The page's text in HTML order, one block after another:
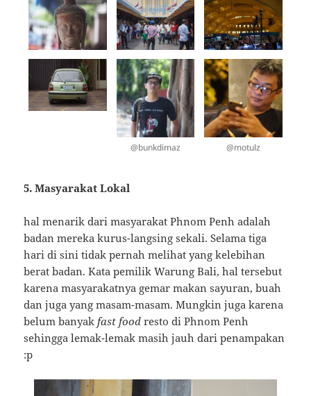
@bunkdimaz @motulz
5. Masyarakat Lokal
hal menarik dari masyarakat Phnom Penh adalah
badan mereka kurus-langsing sekali. Selama tiga
hari di sini tidak pernah melihat yang kelebihan
berat badan. Kata pemilik Warung Bali, hal tersebut
karena masyarakatnya gemar makan sayuran, buah
dan juga yang masam-masam. Mungkin juga karena
belum banyakfast food resto di Phnom Penh
sehingga lemak-lemak masih jauh dari penampakan
:p